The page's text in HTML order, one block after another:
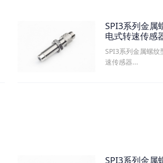
SPI3系列金属
电式转速传感
SPI3系列金属螺纹
速传感器...
SPI3系列金属